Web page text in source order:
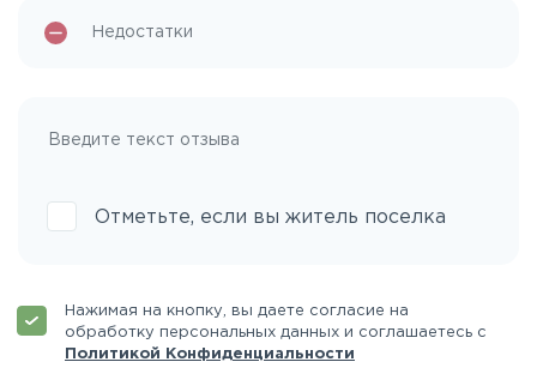
Отметьте, если вы житель поселка
Нажимая на кнопку, вы даете согласие на
обработку персональных данных и соглашаетесь с
Политикой Конфиденциальности